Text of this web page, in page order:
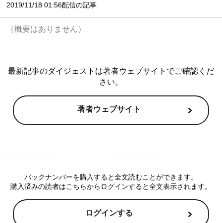
2019/11/18 01:56配信の記事
（概要はありません）
最新記事のダイジェストは著者ウェブサイトでご確認くだ
さい。
著者ウェブサイト
バックナンバーを購入すると全文読むことができます。
購入済みの読者はこちらからログインすると全文表示されます。
ログインする